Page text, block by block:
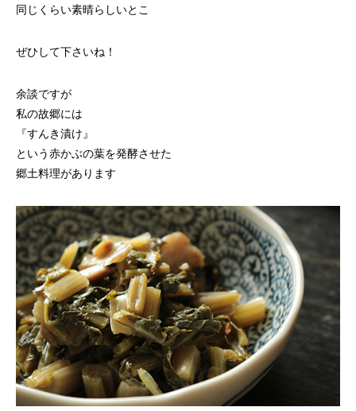
同じくらい素晴らしいとこ
ぜひして下さいね！
余談ですが
私の故郷には
『すんき漬け』
という赤かぶの葉を発酵させた
郷土料理があります